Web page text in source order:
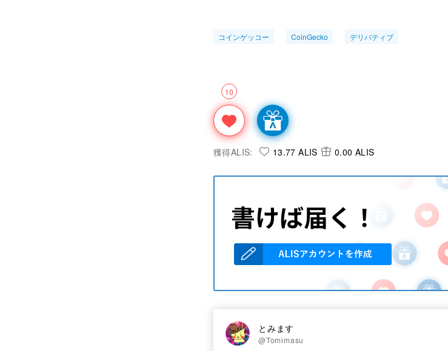
コインゲッコー CoinGecko デリバティブ
10
獲得ALIS: 13.77 ALIS 0.00 ALIS
とみます
@Tomimasu